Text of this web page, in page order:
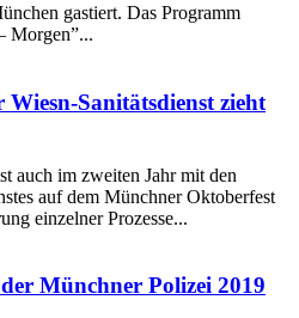
gastiert. Das Programm
Morgen”...
Sanitätsdienst zieht
auch im zweiten Jahr mit den
auf dem Münchner Oktoberfest
einzelner Prozesse...
Münchner Polizei 2019